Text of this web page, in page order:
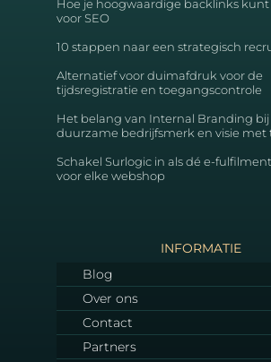
Hoe je hoogwaardige backlinks
voor SEO
10 stappen naar een strategisch
Alternatief voor duimafdruk voor de
tijdsregistratie en toegangscontrole
Het belang van Internal Branding
duurzame bedrijfsmerk en visie met
Schakel Surlogic in als dé e-
voor elke webshop
INFORMATIE
Blog
Over ons
Contact
Partners